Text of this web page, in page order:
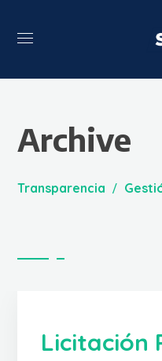
Archive
Transparencia
Licitación